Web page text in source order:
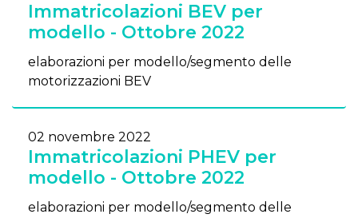
Immatricolazioni BEV per
modello - Ottobre 2022
elaborazioni per modello/segmento delle
motorizzazioni BEV
02 novembre 2022
Immatricolazioni PHEV per
modello - Ottobre 2022
elaborazioni per modello/segmento delle